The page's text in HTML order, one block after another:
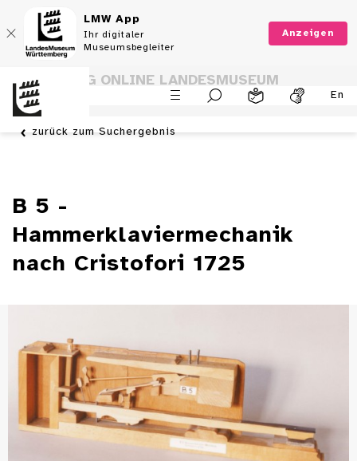
LMW App
Ihr digitaler
Museumsbegleiter
Anzeigen
En
SAMMLUNG ONLINE LANDESMUSEUM
WÜRTTEMBERG
zurück zum Suchergebnis
B 5 -
Hammerklaviermechanik
nach Cristofori 1725